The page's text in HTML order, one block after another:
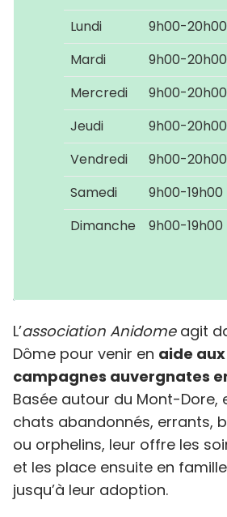
Lundi
9h00-20h00
Mardi
9h00-20h00
Mercredi
9h00-20h00
Jeudi
9h00-20h00
Vendredi
9h00-20h00
Samedi
9h00-19h00
Dimanche
9h00-19h00
L’association Anidomeagit
Dôme pour venir en aide
campagnes auvergnates
Basée autour du Mont-Dore,
chats abandonnés, errants,
ou orphelins, leur offre les
et les place ensuite en
jusqu’à leur adoption.